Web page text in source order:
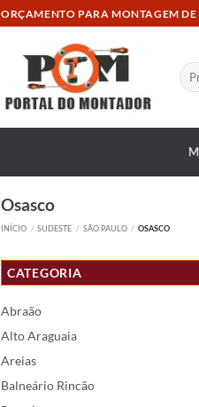
ORÇAMENTO PARA MONTAGEM
por:
Osasco
INÍCIO / SUDESTE / SÃO PAULO / OSASCO
CATEGORIA
Abraão
Alto Araguaia
Areias
Balneário Rincão